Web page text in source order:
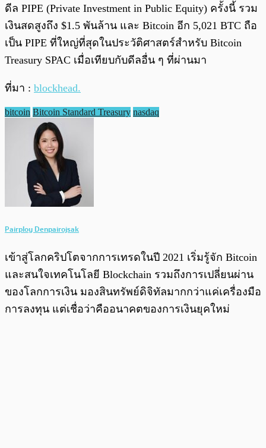
ดีล PIPE (Private Investment in Public Equity) ครั้งนี้ รวม
เงินสดสูงถึง $1.5 พันล้าน และ Bitcoin อีก 5,021 BTC ถือ
เป็น PIPE ที่ใหญ่ที่สุดในประวัติศาสตร์สำหรับ Bitcoin
Treasury SPAC เมื่อเทียบกับดีลอื่น ๆ ที่ผ่านมา
ที่มา : blockhead.
bitcoin Bitcoin Standard Treasury nasdaq
Pairploy Denpairojsak
เข้าสู่โลกคริปโตจากการเทรดในปี 2021 เริ่มรู้จัก Bitcoin
และสนใจเทคโนโลยี Blockchain รวมถึงการเปลี่ยนผ่าน
ของโลกการเงิน มองสินทรัพย์ดิจิทัลมากกว่าแค่เครื่องมือ
การลงทุน แต่เชื่อว่าคืออนาคตของการเงินยุคใหม่